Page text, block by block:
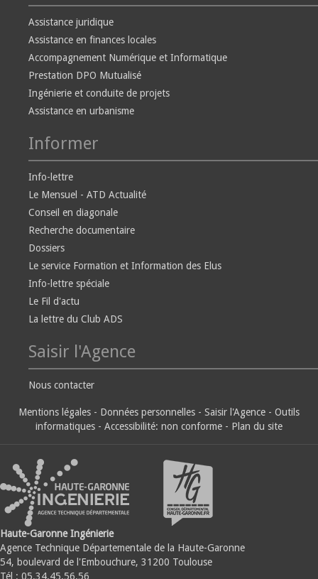
Assistance juridique
Assistance en finances locales
Accompagnement Numérique et Informatique
Prestation DPO Mutualisé
Ingénierie et conduite de projets
Assistance en urbanisme
Informer
Info-lettre
Le Mensuel - ATD Actualité
Conseil en diagonale
Recherche documentaire
Dossiers
Le service Formation et Information des Elus
Info-lettre spéciale
Le Fil d'actu
La lettre du Club ADS
Saisir l'Agence
Nous contacter
Mentions légales - Données personnelles - Saisir l'Agence - Outils
informatiques - Accessibilité: non conforme - Plan du site
Haute-Garonne Ingénierie
Agence Technique Départementale de la Haute-Garonne
54, boulevard de l'Embouchure, 31200 Toulouse
Tél : 05.34.45.56.56